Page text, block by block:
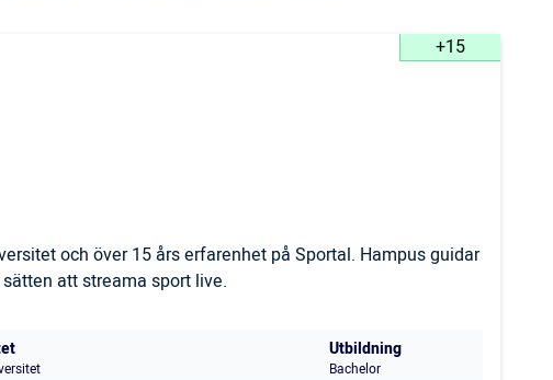
och över 15 års erfarenhet på Sportal. Hampus guidar
att streama sport live.
Utbildning
Bachelor
+15